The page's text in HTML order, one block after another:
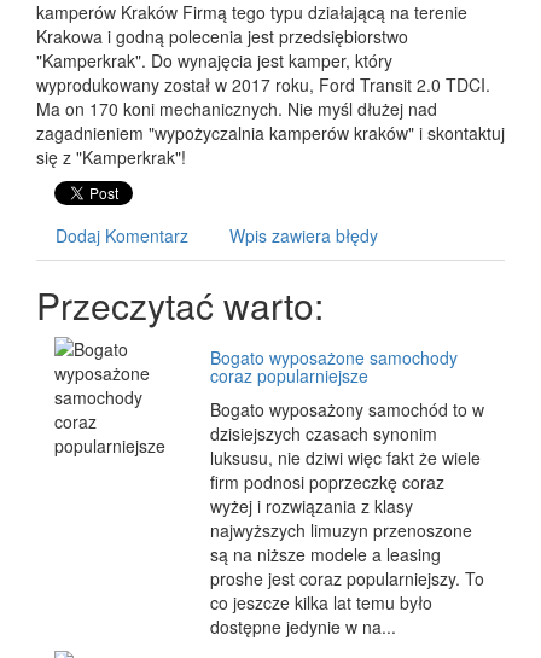
kamperów Kraków Firmą tego typu działającą na terenie
Krakowa i godną polecenia jest przedsiębiorstwo
"Kamperkrak". Do wynajęcia jest kamper, który
wyprodukowany został w 2017 roku, Ford Transit 2.0 TDCI.
Ma on 170 koni mechanicznych. Nie myśl dłużej nad
zagadnieniem "wypożyczalnia kamperów kraków" i skontaktuj
się z "Kamperkrak"!
Dodaj Komentarz Wpis zawiera błędy
Przeczytać warto:
Bogato wyposażone samochody
coraz popularniejsze
Bogato wyposażony samochód to w
dzisiejszych czasach synonim
luksusu, nie dziwi więc fakt że wiele
firm podnosi poprzeczkę coraz
wyżej i rozwiązania z klasy
najwyższych limuzyn przenoszone
są na niższe modele a leasing
proshe jest coraz popularniejszy. To
co jeszcze kilka lat temu było
dostępne jedynie w na...